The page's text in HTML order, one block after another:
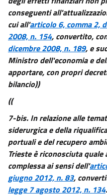
conseguenti
cui all'articolo 6, comma 2,
2008, n. 154, convertito,
dicembre 2008, n. 189, e
Ministro dell'economia e
apportare, con propri
bilancio))
((
7-bis. In relazione alle
siderurgica e della
portuali e del recupero
Trieste è riconosciuta
complessa ai sensi dell'
giugno 2012, n. 83,
legge 7 agosto 2012, n. 134.